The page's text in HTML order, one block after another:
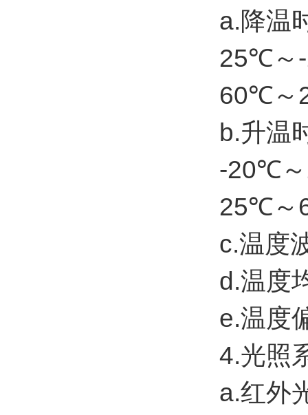
a.降温
25℃～
60℃～
b.升温
-20℃
25℃～
c.温度
d.温度
e.温度
4.光照
a.红外